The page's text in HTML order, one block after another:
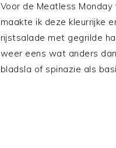
Voor de Meatless Monday
maakte ik deze kleurrijke
rijstsalade met gegrilde
weer eens wat anders
bladsla of spinazie als